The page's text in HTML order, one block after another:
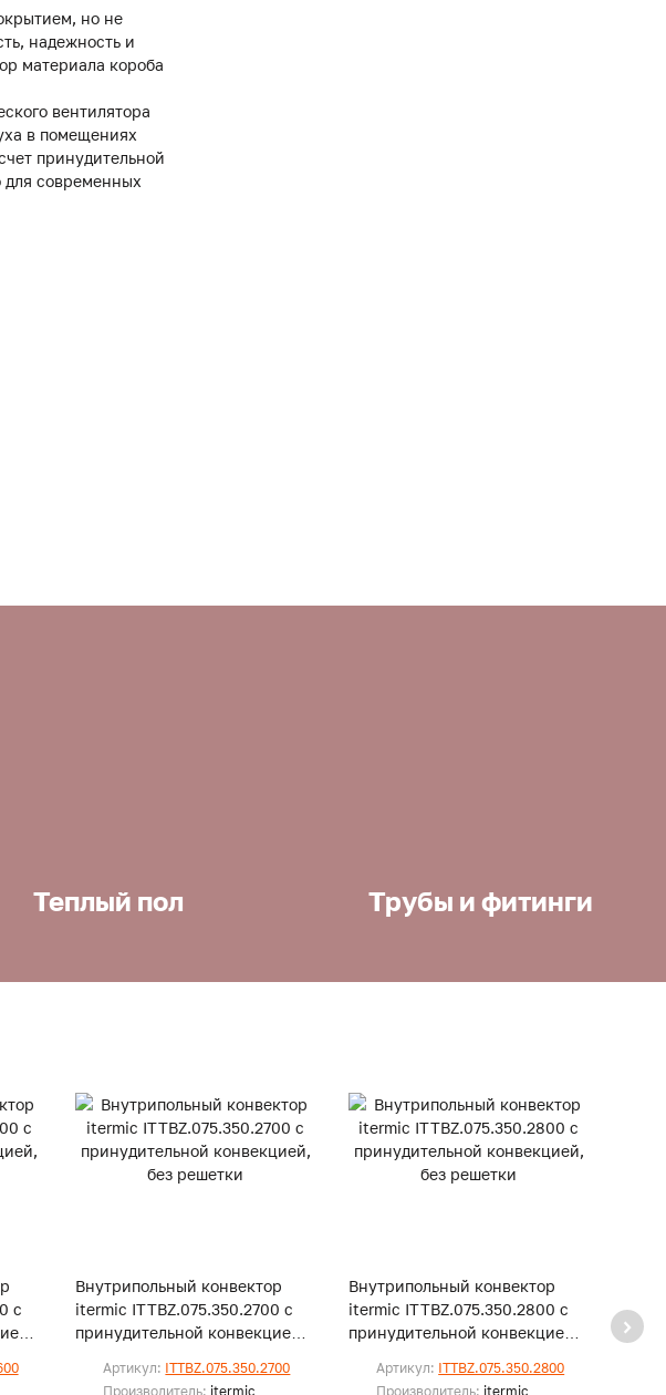
но не
надежность и
материала короба
вентилятора
в помещениях
принудительной
для современных
Теплый пол Трубы и фитинги
с
Внутрипольный конвектор
itermic ITTBZ.075.350.2700 с
принудительной конвекцией,
Артикул: ITTBZ.075.350.2700
Производитель: itermic
Внутрипольный конвектор
itermic ITTBZ.075.350.2800 с
принудительной конвекцией,
Артикул: ITTBZ.075.350.2800
Производитель: itermic